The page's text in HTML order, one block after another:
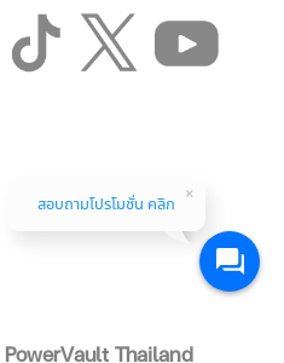
PowerVault Thailand
สอบถามโปรโมชั่น คลิก